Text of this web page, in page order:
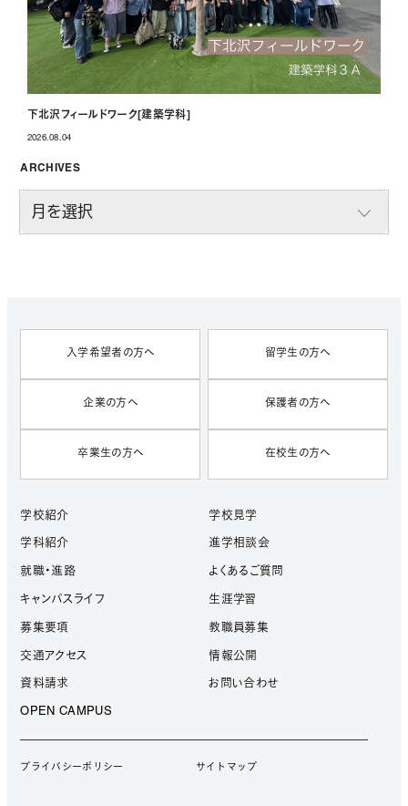
下北沢フィールドワーク[建築学科]
2026.08.04
ARCHIVES
入学希望者の方へ 留学生の方へ
企業の方へ 保護者の方へ
卒業生の方へ 在校生の方へ
学校紹介
学科紹介
就職・進路
キャンパスライフ
募集要項
交通アクセス
資料請求
OPEN CAMPUS
学校見学
進学相談会
よくあるご質問
生涯学習
教職員募集
情報公開
お問い合わせ
プライバシーポリシー サイトマップ